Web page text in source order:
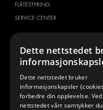
FLÅTESTYRING
SERVICE CENTER
CITROËN
DACIA
FIAT
HYUNDAI
Dette nettstedet
Dette nettstedet bruker
informasjonskapsler
forbedre din opplevelse.
nettstedet vårt samtykker